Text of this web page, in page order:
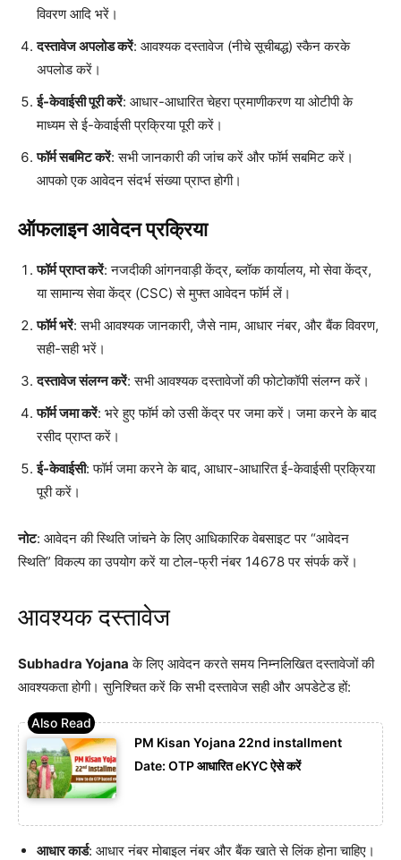
विवरण आदि भरें।
दस्तावेज अपलोड करें: आवश्यक दस्तावेज (नीचे सूचीबद्ध) स्कैन करके
अपलोड करें।
ई-केवाईसी पूरी करें: आधार-आधारित चेहरा प्रमाणीकरण या ओटीपी के
माध्यम से ई-केवाईसी प्रक्रिया पूरी करें।
फॉर्म सबमिट करें: सभी जानकारी की जांच करें और फॉर्म सबमिट करें।
आपको एक आवेदन संदर्भ संख्या प्राप्त होगी।
ऑफलाइन आवेदन प्रक्रिया
फॉर्म प्राप्त करें: नजदीकी आंगनवाड़ी केंद्र, ब्लॉक कार्यालय, मो सेवा केंद्र,
या सामान्य सेवा केंद्र (CSC) से मुफ्त आवेदन फॉर्म लें।
फॉर्म भरें: सभी आवश्यक जानकारी, जैसे नाम, आधार नंबर, और बैंक विवरण,
सही-सही भरें।
दस्तावेज संलग्न करें: सभी आवश्यक दस्तावेजों की फोटोकॉपी संलग्न करें।
फॉर्म जमा करें: भरे हुए फॉर्म को उसी केंद्र पर जमा करें। जमा करने के बाद
रसीद प्राप्त करें।
ई-केवाईसी: फॉर्म जमा करने के बाद, आधार-आधारित ई-केवाईसी प्रक्रिया
पूरी करें।
नोट: आवेदन की स्थिति जांचने के लिए आधिकारिक वेबसाइट पर “आवेदन
स्थिति” विकल्प का उपयोग करें या टोल-फ्री नंबर 14678 पर संपर्क करें।
आवश्यक दस्तावेज
Subhadra Yojana के लिए आवेदन करते समय निम्नलिखित दस्तावेजों की
आवश्यकता होगी। सुनिश्चित करें कि सभी दस्तावेज सही और अपडेटेड हों:
PM Kisan Yojana 22nd installment
Date: OTP आधारित eKYC ऐसे करें
आधार कार्ड: आधार नंबर मोबाइल नंबर और बैंक खाते से लिंक होना चाहिए।